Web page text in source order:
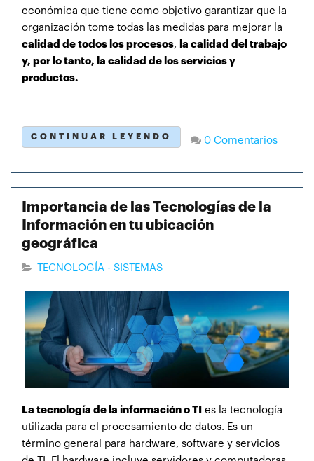
económica que tiene como objetivo garantizar que la
organización tome todas las medidas para mejorar la
calidad de todos los procesos, la calidad del trabajo
y, por lo tanto, la calidad de los servicios y
productos.
CONTINUAR LEYENDO 0 Comentarios
Importancia de las Tecnologías de la
Información en tu ubicación
geográfica
TECNOLOGÍA - SISTEMAS
La tecnología de la información o TI es la tecnología
utilizada para el procesamiento de datos. Es un
término general para hardware, software y servicios